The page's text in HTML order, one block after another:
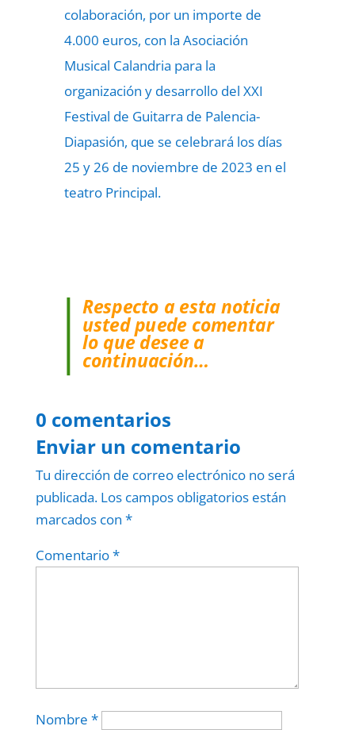
colaboración, por un importe de
4.000 euros, con la Asociación
Musical Calandria para la
organización y desarrollo del XXI
Festival de Guitarra de Palencia-
Diapasión, que se celebrará los días
25 y 26 de noviembre de 2023 en el
teatro Principal.
Respecto a esta noticia
usted puede comentar
lo que desee a
continuación…
0 comentarios
Enviar un comentario
Tu dirección de correo electrónico no será
publicada. Los campos obligatorios están
marcados con *
Comentario*
Nombre *